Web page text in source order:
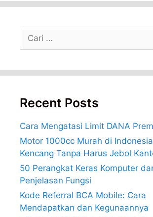
Cari
Recent Posts
Cara Mengatasi Limit DANA
Motor 1000cc Murah di
Kencang Tanpa Harus Jebol
50 Perangkat Keras Komputer
Penjelasan Fungsi
Kode Referral BCA Mobile: Cara
Mendapatkan dan Kegunaannya